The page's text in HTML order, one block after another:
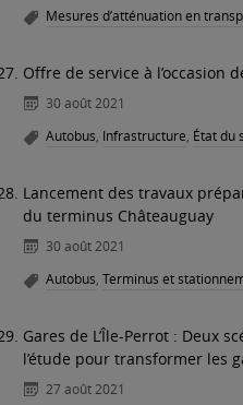
Mesures d’atténuation en
Offre de service à l’occasion
30 août 2021
Autobus, Infrastructure, État du
Lancement des travaux
du terminus Châteauguay
30 août 2021
Autobus, Terminus et
Gares de L’Île-Perrot : Deux
l’étude pour transformer les
27 août 2021